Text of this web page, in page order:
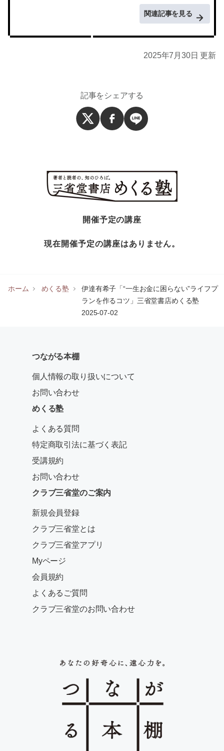
関連記事を見る
2025年7月30日 更新
記事をシェアする
開催予定の講座
現在開催予定の講座はありません。
ホーム めくる塾
伊達有希子「“一生お金に困らない”ライフプ
ランを作るコツ」三省堂書店めくる塾
2025-07-02
つながる本棚
個人情報の取り扱いについて
お問い合わせ
めくる塾
よくある質問
特定商取引法に基づく表記
受講規約
お問い合わせ
クラブ三省堂のご案内
新規会員登録
クラブ三省堂とは
クラブ三省堂アプリ
Myページ
会員規約
よくあるご質問
クラブ三省堂のお問い合わせ